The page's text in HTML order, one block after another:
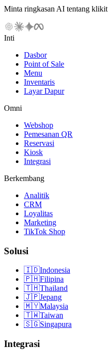
Minta ringkasan AI tentang klikit
Inti
Dasbor
Point of Sale
Menu
Inventaris
Layar Dapur
Omni
Webshop
Pemesanan QR
Reservasi
Kiosk
Integrasi
Berkembang
Analitik
CRM
Loyalitas
Marketing
TikTok Shop
Solusi
🇮🇩Indonesia
🇵🇭Filipina
🇹🇭Thailand
🇯🇵Jepang
🇲🇾Malaysia
🇹🇼Taiwan
🇸🇬Singapura
Integrasi